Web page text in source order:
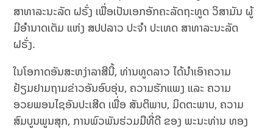
ສາທາລະນະລັດ ຝຣັ່ງ ເພື່ອເປັນເອກອັກຄະລັດຖະທູດ ວິສາມັນ ຜູ້
ມີອຳນາດເຕັມ ແຫ່ງ ສປປລາວ ປະຈຳ ປະເທດ ສາທາລະນະລັດ
ຝຣັ່ງ.
ໃນໂອກາດອັນສະຫງ່າລາສີນີ້, ທ່ານທູດລາວ ໄດ້ນຳເອົາຄວາມ
ຢ້ຽມຢາມຖາມຂ່າວອັນອົບອຸ່ນ, ຄວາມຮັກແພງ ແລະ ຄວາມ
ອວຍພອນໄຊອັນປະເສີດ ເພື່ອ ສັນຕິພາບ, ມິດຕະພາບ, ຄວາມ
ສົມບູນພູນສຸກ, ການພົວພັນຮ່ວມມືທີ່ດີ ຂອງ ພະນະທ່ານ ທອງ